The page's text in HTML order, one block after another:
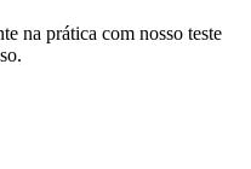
na prática com nosso teste